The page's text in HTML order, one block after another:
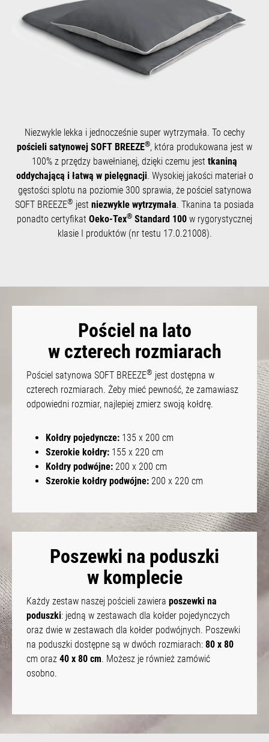
Niezwykle lekka i jednocześnie super wytrzymała. To cechy
pościeli satynowej SOFT BREEZE®, która produkowana jest w
100% z przędzy bawełnianej, dzięki czemu jest tkaniną
oddychającą i łatwą w pielęgnacji. Wysokiej jakości materiał o
gęstości splotu na poziomie 300 sprawia, że pościel satynowa
SOFT BREEZE® jest niezwykle wytrzymała. Tkanina ta posiada
ponadto certyfikat Oeko-Tex® Standard 100 w rygorystycznej
klasie I produktów (nr testu 17.0.21008).
Pościel na lato
w czterech rozmiarach
Pościel satynowa SOFT BREEZE® jest dostępna w
czterech rozmiarach. Żeby mieć pewność, że zamawiasz
odpowiedni rozmiar, najlepiej zmierz swoją kołdrę.
Kołdry pojedyncze: 135 x 200 cm
Szerokie kołdry: 155 x 220 cm
Kołdry podwójne: 200 x 200 cm
Szerokie kołdry podwójne: 200 x 220 cm
Poszewki na poduszki
w komplecie
Każdy zestaw naszej pościeli zawiera poszewki na
poduszki: jedną w zestawach dla kołder pojedynczych
oraz dwie w zestawach dla kołder podwójnych. Poszewki
na poduszki dostępne są w dwóch rozmiarach: 80 x 80
cm oraz 40 x 80 cm. Możesz je również zamówić
osobno.